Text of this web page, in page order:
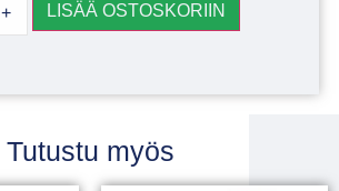
+ LISÄÄ OSTOSKORIIN
Tutustu myös